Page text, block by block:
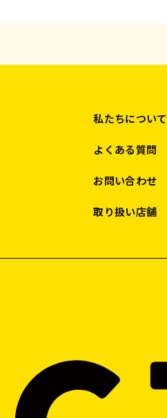
私たちについて
よくある質問
お問い合わせ
取り扱い店舗